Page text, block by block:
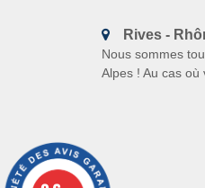
Rives -
Nous sommes
Alpes ! Au cas où